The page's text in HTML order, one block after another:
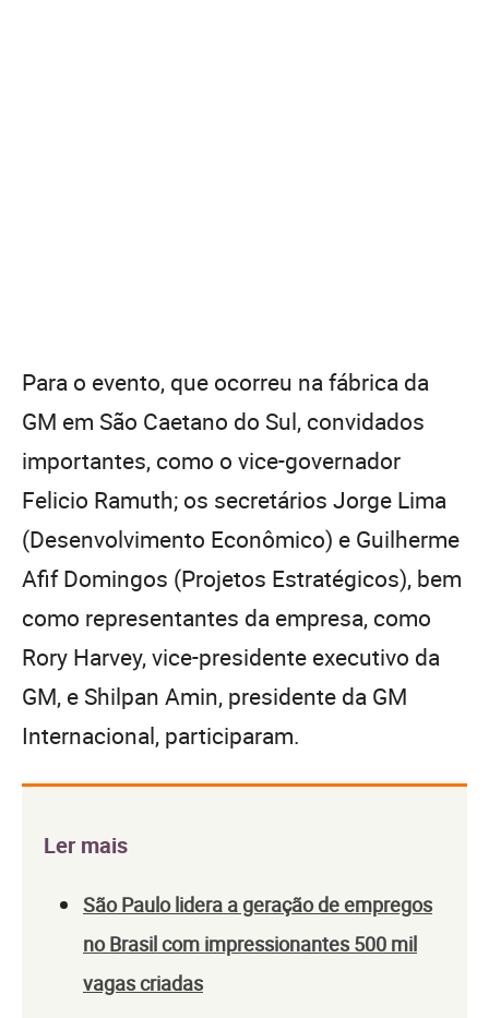
Para o evento, que ocorreu na fábrica da
GM em São Caetano do Sul, convidados
importantes, como o vice-governador
Felicio Ramuth; os secretários Jorge Lima
(Desenvolvimento Econômico) e Guilherme
Afif Domingos (Projetos Estratégicos), bem
como representantes da empresa, como
Rory Harvey, vice-presidente executivo da
GM, e Shilpan Amin, presidente da GM
Internacional, participaram.
Ler mais
São Paulo lidera a geração de empregos
no Brasil com impressionantes 500 mil
vagas criadas